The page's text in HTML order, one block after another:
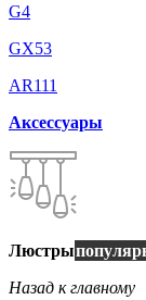
G4
GX53
AR111
Аксессуары
Люстры
Назад к главному